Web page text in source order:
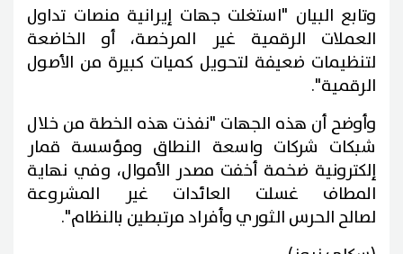
وتابع البيان "استغلت جهات إيرانية منصات تداول
العملات الرقمية غير المرخصة، أو الخاضعة
لتنظيمات ضعيفة لتحويل كميات كبيرة من الأصول
الرقمية".
وأوضح أن هذه الجهات "نفذت هذه الخطة من خلال
شبكات شركات واسعة النطاق ومؤسسة قمار
إلكترونية ضخمة أخفت مصدر الأموال، وفي نهاية
المطاف غسلت العائدات غير المشروعة
لصالح الحرس الثوري وأفراد مرتبطين بالنظام".